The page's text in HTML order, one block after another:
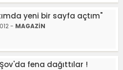
yeni bir sayfa açtım"
- MAGAZİN
fena dağıttılar !